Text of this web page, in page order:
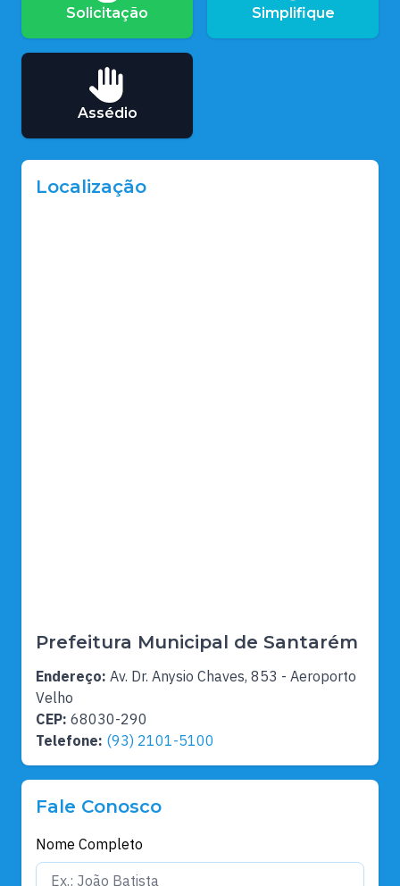
Solicitação Simplifique
Assédio
Localização
Prefeitura Municipal de Santarém
Endereço: Av. Dr. Anysio Chaves, 853 - Aeroporto
Velho
CEP: 68030-290
Telefone: (93) 2101-5100
Fale Conosco
Nome Completo